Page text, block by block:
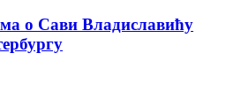
о Сави Владиславићу